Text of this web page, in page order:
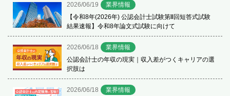
2026/06/19
業界情報
【令和8年(2026年) 公認会計士試験第Ⅱ回短答式試験
結果速報】令和8年論文式試験に向けて
2026/06/18
業界情報
公認会計士の年収の現実｜収入差がつくキャリアの選
択肢は
2026/06/18
業界情報